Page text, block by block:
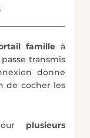
familleà
transmis
donne
de cocher les
plusieurs